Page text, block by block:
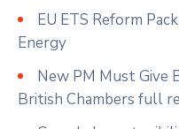
EU ETS Reform
Energy
New PM Must Give
British Chambers full